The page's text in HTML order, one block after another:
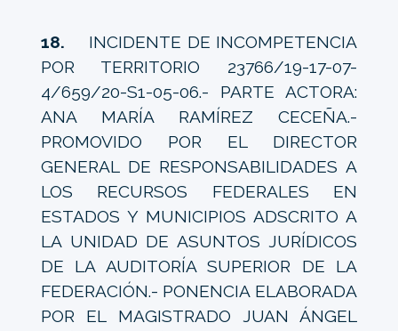
18.
INCIDENTE DE INCOMPETENCIA
POR TERRITORIO 23766/19-17-07-
4/659/20-S1-05-06.- PARTE ACTORA:
ANA MARÍA RAMÍREZ CECEÑA.-
PROMOVIDO POR EL DIRECTOR
GENERAL DE RESPONSABILIDADES A
LOS RECURSOS FEDERALES EN
ESTADOS Y MUNICIPIOS ADSCRITO A
LA UNIDAD DE ASUNTOS JURÍDICOS
DE LA AUDITORÍA SUPERIOR DE LA
FEDERACIÓN.- PONENCIA ELABORADA
POR EL MAGISTRADO JUAN ÁNGEL